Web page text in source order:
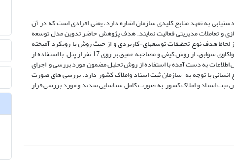
به تعهد منابع کلیدی سازمان اشاره دارد، یعنی افرادی است که در آن
و تعاملات مدیریتی فعالیت نمایند. هدف پژوهش حاضر تدوین مدل توسعه
هدف نوع تحقیقات توسعه­ای-کاربردی و از حیث روش با رویکرد آمیخته
اکتشافی(کیفی-کمی) انجام شده است. پژوهش حاضر دربخش کیفی پس از واکاوی سوابق، از روش کیفی و مصاحبه عمیق بر روی 17 نفر از پنل با استفاده از
به دست آمده با استفاده از روش تحلیل مضمون مورد بررسی و اجرای
با توجه به سازمان ثبت اسناد واملاک کشور دارد. بررسی های صورت
ثبت اسناد و املاک کشور به صورت کامل شناسایی شدند و مورد بررسی قرار